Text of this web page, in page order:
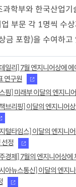
과학부와 한국산업기
부문 각 1명씩 수
금 포함)을 수여하고
일리] 7월 엔지니어상에
연구원
핌] 미래부 이달의 엔지니
브리핑] 이달의 엔지니어
털타임스] 이달의 엔지니
정
경제] 7월의 엔지니어상에
아뉴스통신] 이달의 엔지